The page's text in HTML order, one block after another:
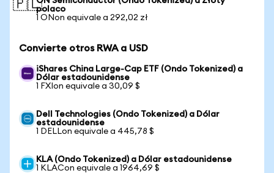
🇵🇱polaco
1 ONon equivale a 292,02 zł
Convierte otros RWA a USD
iShares China Large-Cap ETF (Ondo Tokenized) a
Dólar estadounidense
1 FXIon equivale a 30,09 $
Dell Technologies (Ondo Tokenized) a Dólar
estadounidense
1 DELLon equivale a 445,78 $
KLA (Ondo Tokenized) a Dólar estadounidense
1 KLACon equivale a 1964,69 $